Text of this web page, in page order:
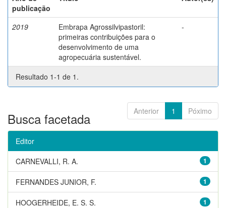
publicação
2019
Embrapa Agrossilvipastoril:
primeiras contribuições para o
desenvolvimento de uma
agropecuária sustentável.
-
Resultado 1-1 de 1.
Anterior 1 Póximo
Busca facetada
Editor
1
CARNEVALLI, R. A.
1
FERNANDES JUNIOR, F.
1
HOOGERHEIDE, E. S. S.